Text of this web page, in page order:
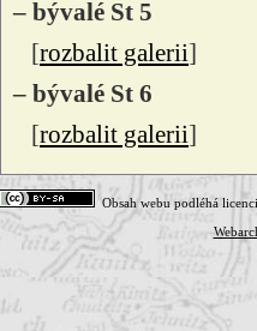
– bývalé St 5
[rozbalit galerii]
– bývalé St 6
[rozbalit galerii]
Obsah webu podléhá